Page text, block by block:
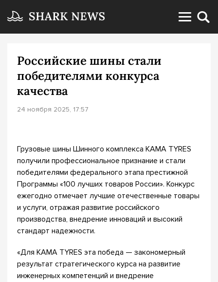
Российские шины стали
победителями конкурса
качества
24 ноября 2025, 17:57
Грузовые шины Шинного комплекса KAMA TYRES
получили профессиональное признание и стали
победителями федерального этапа престижной
Программы «100 лучших товаров России». Конкурс
ежегодно отмечает лучшие отечественные товары
и услуги, отражая развитие российского
производства, внедрение инноваций и высокий
стандарт надежности.
«Для KAMA TYRES эта победа — закономерный
результат стратегического курса на развитие
инженерных компетенций и внедрение